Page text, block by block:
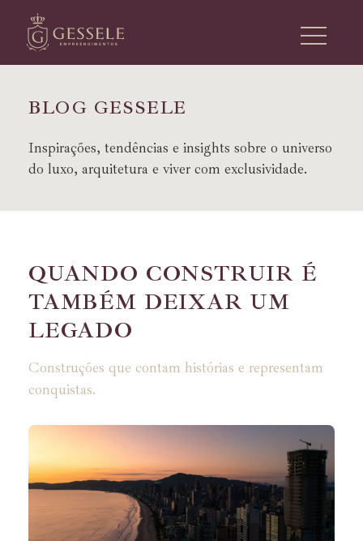
BLOG GESSELE
Inspirações, tendências e insights sobre o universo
do luxo, arquitetura e viver com exclusividade.
QUANDO CONSTRUIR É
TAMBÉM DEIXAR UM
LEGADO
Construções que contam histórias e representam
conquistas.